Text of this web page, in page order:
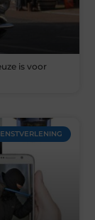
is voor